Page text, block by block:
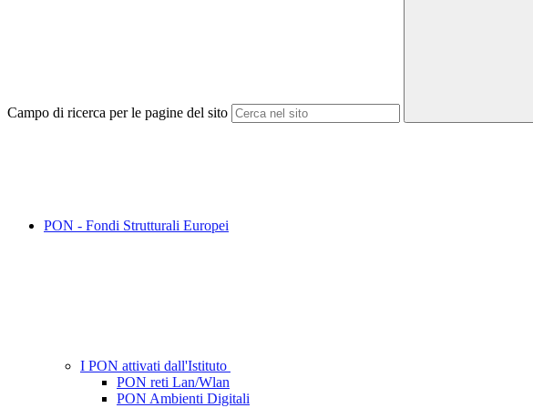
Campo di ricerca per le pagine del sito
PON - Fondi Strutturali Europei
I PON attivati dall'Istituto
PON reti Lan/Wlan
PON Ambienti Digitali